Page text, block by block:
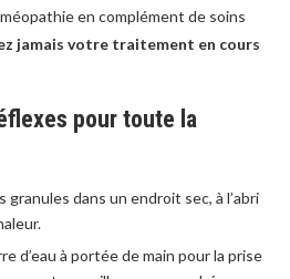
en complément de soins
jamais votre traitement en cours
pour toute la
granules dans un endroit sec, à l’abri
d’eau à portée de main pour la prise